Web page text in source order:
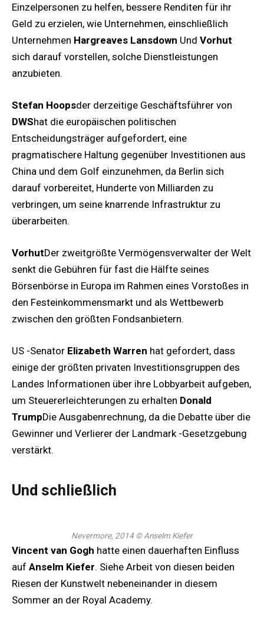
Einzelpersonen zu helfen, bessere Renditen für ihr
Geld zu erzielen, wie Unternehmen, einschließlich
Unternehmen Hargreaves Lansdown Und Vorhut
sich darauf vorstellen, solche Dienstleistungen
anzubieten.
Stefan Hoopsder derzeitige Geschäftsführer von
DWShat die europäischen politischen
Entscheidungsträger aufgefordert, eine
pragmatischere Haltung gegenüber Investitionen aus
China und dem Golf einzunehmen, da Berlin sich
darauf vorbereitet, Hunderte von Milliarden zu
verbringen, um seine knarrende Infrastruktur zu
überarbeiten.
VorhutDer zweitgrößte Vermögensverwalter der Welt
senkt die Gebühren für fast die Hälfte seines
Börsenbörse in Europa im Rahmen eines Vorstoßes in
den Festeinkommensmarkt und als Wettbewerb
zwischen den größten Fondsanbietern.
US -Senator Elizabeth Warren hat gefordert, dass
einige der größten privaten Investitionsgruppen des
Landes Informationen über ihre Lobbyarbeit aufgeben,
um Steuererleichterungen zu erhalten Donald
TrumpDie Ausgabenrechnung, da die Debatte über die
Gewinner und Verlierer der Landmark -Gesetzgebung
verstärkt.
Und schließlich
Nevermore, 2014 © Anselm Kiefer
Vincent van Gogh hatte einen dauerhaften Einfluss
auf Anselm Kiefer. Siehe Arbeit von diesen beiden
Riesen der Kunstwelt nebeneinander in diesem
Sommer an der Royal Academy.